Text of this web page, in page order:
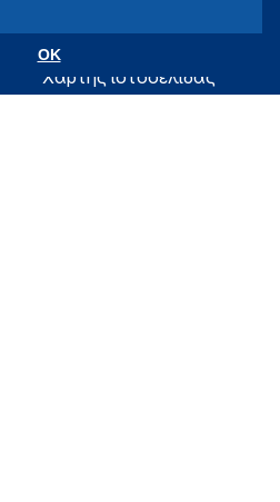
OK
Υγεία
Χάρτης ιστοσελίδας